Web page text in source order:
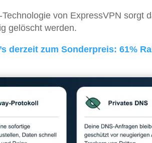
von ExpressVPN sorgt
gelöscht werden.
derzeit zum Sonderpreis: 61%